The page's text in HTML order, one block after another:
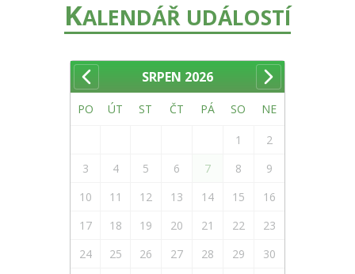
KALENDÁŘ UDÁLOSTÍ
SRPEN 2026
PO ÚT ST ČT PÁ SO NE
1
2
3
4 5 6 7 8
9
10
11 12 13 14 15
16
17
18 19 20 21 22
23
24
25 26 27 28 29
30